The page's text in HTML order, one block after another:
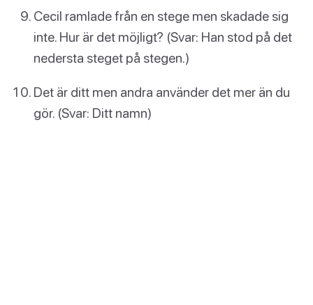
Cecil ramlade från en stege men skadade sig
inte. Hur är det möjligt? (Svar: Han stod på det
nedersta steget på stegen.)
Det är ditt men andra använder det mer än du
gör. (Svar: Ditt namn)